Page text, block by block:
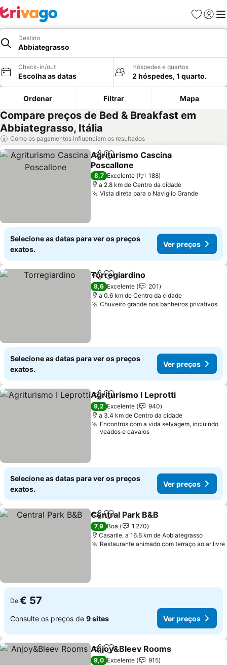
Favoritos
Iniciar
Destino
Abbiategrasso
Check-in/out
Escolha as datas
Hóspedes e quartos
2 hóspedes, 1 quarto.
Ordenar Filtrar Mapa
Compare preços de Bed & Breakfast em
Abbiategrasso, Itália
Como os pagamentos influenciam os resultados
PartilharAdicionar aos favoritos
Agriturismo Cascina
Poscallone
Ver preços
8,7 Excelente
188
a 2.8 km de Centro da cidade
Vista direta para o Naviglio GrandeVer
Selecione as datas para ver os preços
exatos.
Ver preços
PartilharAdicionar aos favoritos
Torregiardino
8,6 Excelente
201
a 0.6 km de Centro da cidade
Chuveiro grande nos banheiros privativos
Selecione as datas para ver os preços
exatos.
Ver preços
PartilharAdicionar aos favoritos
Agriturismo I Leprotti
9,2 Excelente
940
a 3.4 km de Centro da cidade
Encontros com a vida selvagem, incluindo
veados e cavalos
Selecione as datas para ver os preços
exatos.
Ver preços
PartilharAdicionar aos favoritos
Central Park B&B
7,9 Boa
1.270
Casarile, a 16.6 km de Abbiategrasso
Restaurante animado com terraço ao ar livre
De € 57
Consulte os preços de 9 sites Ver preços
PartilharAdicionar aos favoritos
Anjoy&Bleev Rooms
9,0 Excelente
915